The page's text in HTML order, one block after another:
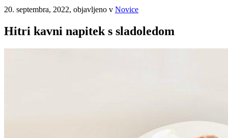
20. septembra, 2022, objavljeno v Novice
Hitri kavni napitek s sladoledom